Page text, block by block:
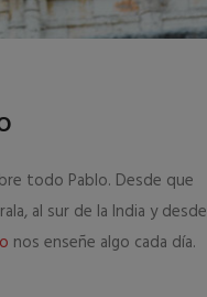
todo Pablo. Desde que
al sur de la India y desde
nos enseñe algo cada día.